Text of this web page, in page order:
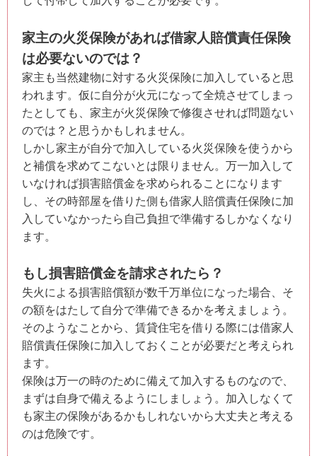
家主の火災保険があれば借家人賠償責任保険
は必要ないのでは？
家主も当然建物に対する火災保険に加入していると思
われます。仮に自分が火元になって全焼させてしまっ
たとしても、家主が火災保険で修復させれば問題ない
のでは？と思うかもしれません。
しかし家主が自分で加入している火災保険を使うから
と補償を求めてこないとは限りません。万一加入して
いなければ損害賠償金を求められることになります
し、その時部屋を借りた側も借家人賠償責任保険に加
入していなかったら自己負担で準備するしかなくなり
ます。
もし損害賠償金を請求されたら？
失火による損害賠償額が数千万単位になった場合、そ
の額をはたして自分で準備できるかを考えましょう。
そのようなことから、賃貸住宅を借りる際には借家人
賠償責任保険に加入しておくことが必要だと考えられ
ます。
保険は万一の時のために備えて加入するものなので、
まずは自身で備えるようにしましょう。加入しなくて
も家主の保険があるかもしれないから大丈夫と考える
のは危険です。